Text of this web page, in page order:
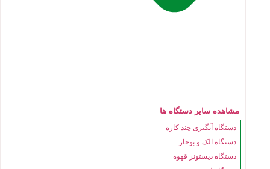
مشاهده سایر دستگاه ها
دستگاه آبگیری چند کاره
دستگاه الک و بوجار
دستگاه دیستونر قهوه